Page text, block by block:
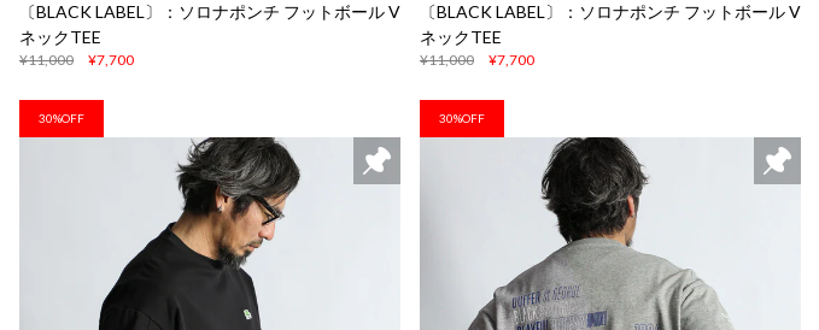
〔BLACK LABEL〕：ソロナポンチ フットボール V
ネックTEE
¥11,000 ¥7,700
〔BLACK LABEL〕：ソロナポンチ フットボール V
ネックTEE
¥11,000 ¥7,700
30%OFF 30%OFF